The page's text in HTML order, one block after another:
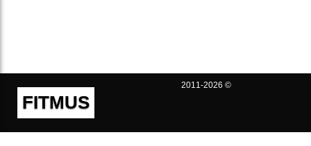
FITMUS
2011-2026 ©